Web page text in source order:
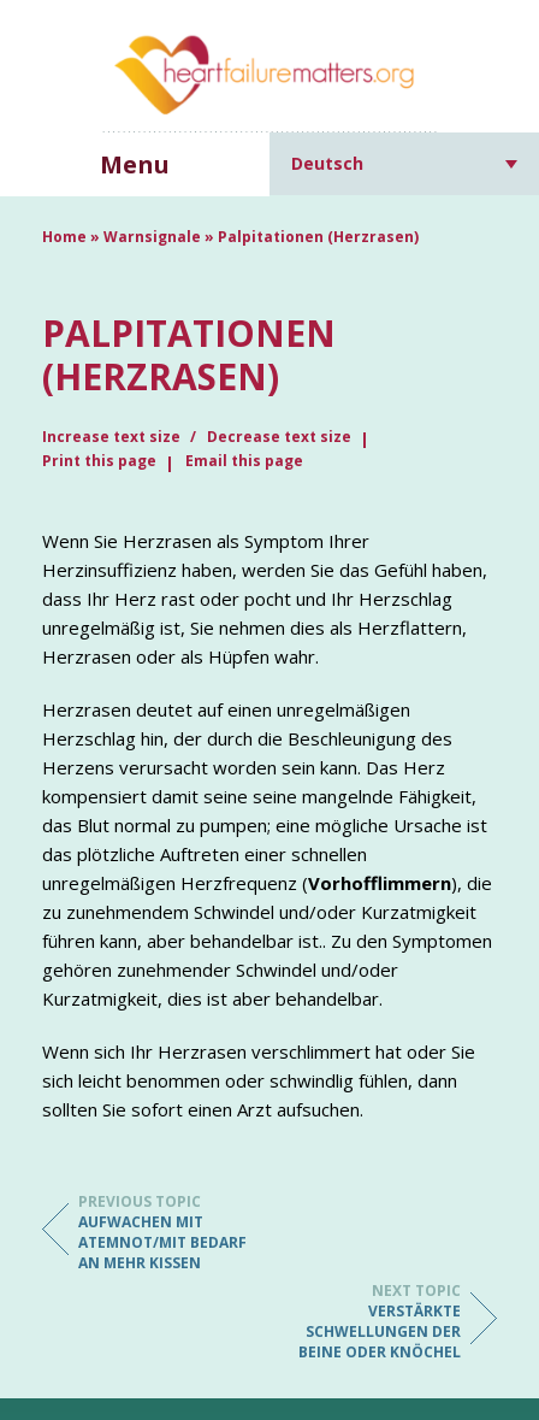
Menu Deutsch
Home » Warnsignale » Palpitationen (Herzrasen)
PALPITATIONEN
(HERZRASEN)
Increase text size
Decrease text size
Print this page
Email this page
Wenn Sie Herzrasen als Symptom Ihrer
Herzinsuffizienz haben, werden Sie das Gefühl haben,
dass Ihr Herz rast oder pocht und Ihr Herzschlag
unregelmäßig ist, Sie nehmen dies als Herzflattern,
Herzrasen oder als Hüpfen wahr.
Herzrasen deutet auf einen unregelmäßigen
Herzschlag hin, der durch die Beschleunigung des
Herzens verursacht worden sein kann. Das Herz
kompensiert damit seine seine mangelnde Fähigkeit,
das Blut normal zu pumpen; eine mögliche Ursache ist
das plötzliche Auftreten einer schnellen
unregelmäßigen Herzfrequenz (Vorhofflimmern), die
zu zunehmendem Schwindel und/oder Kurzatmigkeit
führen kann, aber behandelbar ist.. Zu den Symptomen
gehören zunehmender Schwindel und/oder
Kurzatmigkeit, dies ist aber behandelbar.
Wenn sich Ihr Herzrasen verschlimmert hat oder Sie
sich leicht benommen oder schwindlig fühlen, dann
sollten Sie sofort einen Arzt aufsuchen.
PREVIOUS TOPIC
AUFWACHEN MIT
ATEMNOT/MIT BEDARF
AN MEHR KISSEN
NEXT TOPIC
VERSTÄRKTE
SCHWELLUNGEN DER
BEINE ODER KNÖCHEL